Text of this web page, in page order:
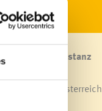
Frastanz
Frastanz, Österreich